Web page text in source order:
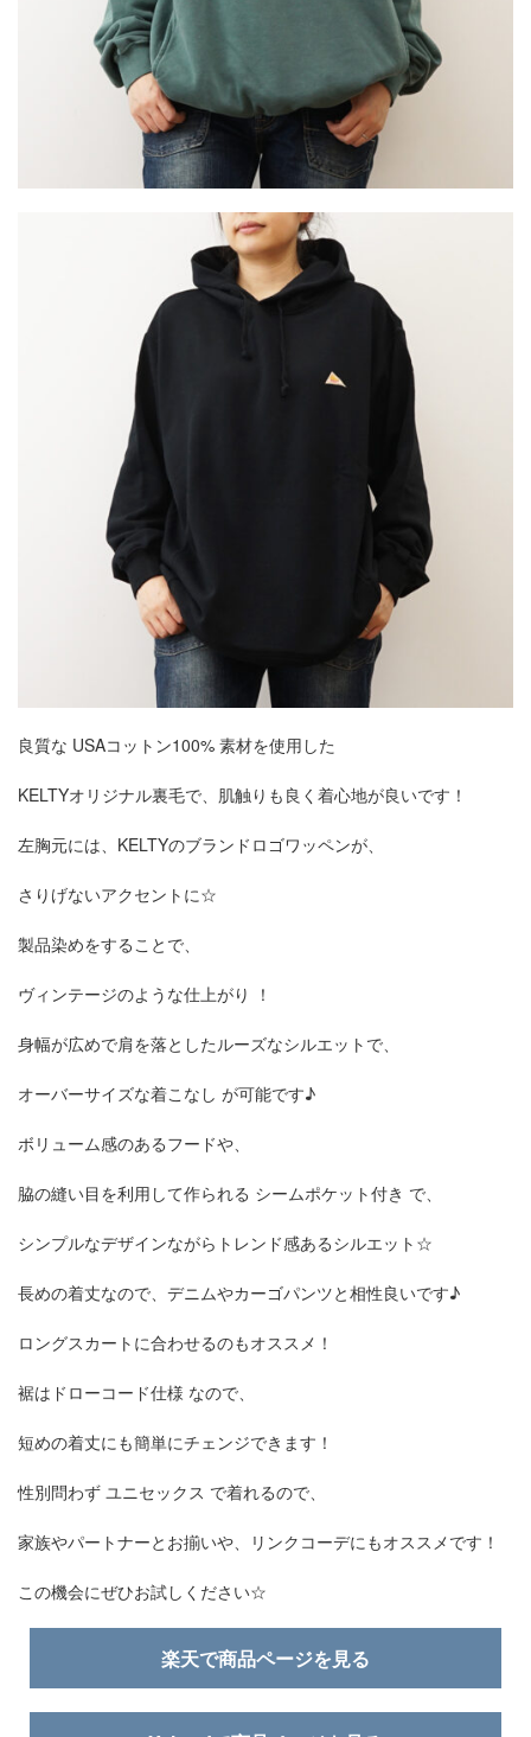
良質な USAコットン100% 素材を使用した
KELTYオリジナル裏毛で、肌触りも良く着心地が良いです！
左胸元には、KELTYのブランドロゴワッペンが、
さりげないアクセントに☆
製品染めをすることで、
ヴィンテージのような仕上がり ！
身幅が広めで肩を落としたルーズなシルエットで、
オーバーサイズな着こなし が可能です♪
ボリューム感のあるフードや、
脇の縫い目を利用して作られる シームポケット付き で、
シンプルなデザインながらトレンド感あるシルエット☆
長めの着丈なので、デニムやカーゴパンツと相性良いです♪
ロングスカートに合わせるのもオススメ！
裾はドローコード仕様 なので、
短めの着丈にも簡単にチェンジできます！
性別問わず ユニセックス で着れるので、
家族やパートナーとお揃いや、リンクコーデにもオススメです！
この機会にぜひお試しください☆
楽天で商品ページを見る